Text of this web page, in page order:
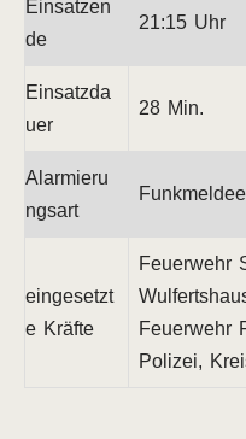
Einsatzen
de
21:15 Uhr
Einsatzda
uer
28 Min.
Alarmieru
ngsart
eingesetzt
e Kräfte
Feuerwehr
Feuerwehr
Polizei,